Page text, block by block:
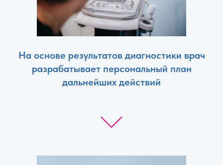
На основе результатов диагностики врач
разрабатывает персональный план
дальнейших действий